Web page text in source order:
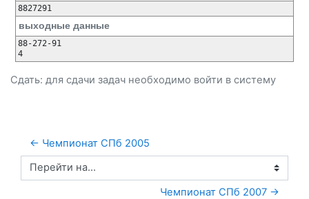
выходные данные
88-272-91
Сдать: для сдачи задач необходимо войти в систему
← Чемпионат СПб 2005
Перейти на...
Чемпионат СПб 2007 →